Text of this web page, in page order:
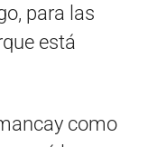
para las
está
como